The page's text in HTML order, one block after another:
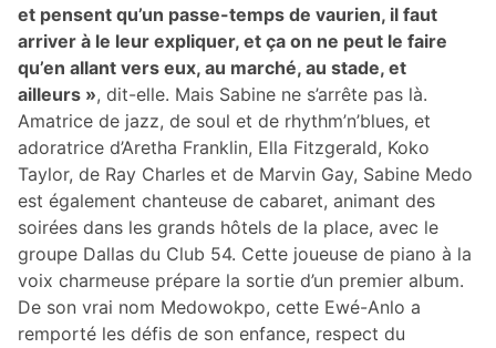
et pensent qu’un passe-temps de vaurien, il faut
arriver à le leur expliquer, et ça on ne peut le faire
qu’en allant vers eux, au marché, au stade, et
ailleurs », dit-elle. Mais Sabine ne s’arrête pas là.
Amatrice de jazz, de soul et de rhythm’n’blues, et
adoratrice d’Aretha Franklin, Ella Fitzgerald, Koko
Taylor, de Ray Charles et de Marvin Gay, Sabine Medo
est également chanteuse de cabaret, animant des
soirées dans les grands hôtels de la place, avec le
groupe Dallas du Club 54. Cette joueuse de piano à la
voix charmeuse prépare la sortie d’un premier album.
De son vrai nom Medowokpo, cette Ewé-Anlo a
remporté les défis de son enfance, respect du